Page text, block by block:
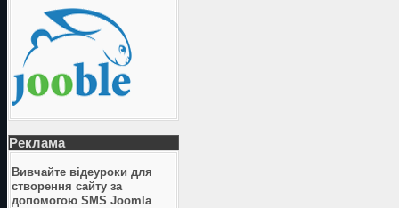
Реклама
Вивчайте відеуроки для
створення сайту за
допомогою SMS Joomla